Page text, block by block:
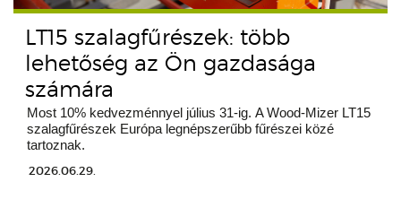
LT15 szalagfűrészek: több
lehetőség az Ön gazdasága
számára
Most 10% kedvezménnyel július 31-ig. A Wood-Mizer LT15
szalagfűrészek Európa legnépszerűbb fűrészei közé
tartoznak.
2026.06.29.